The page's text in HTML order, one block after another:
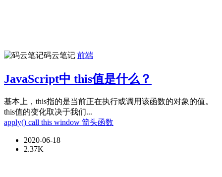
码云笔记 前端
JavaScript中 this值是什么？
基本上，this指的是当前正在执行或调用该函数的对象的值。
this值的变化取决于我们...
apply() call this window 箭头函数
2020-06-18
2.37K